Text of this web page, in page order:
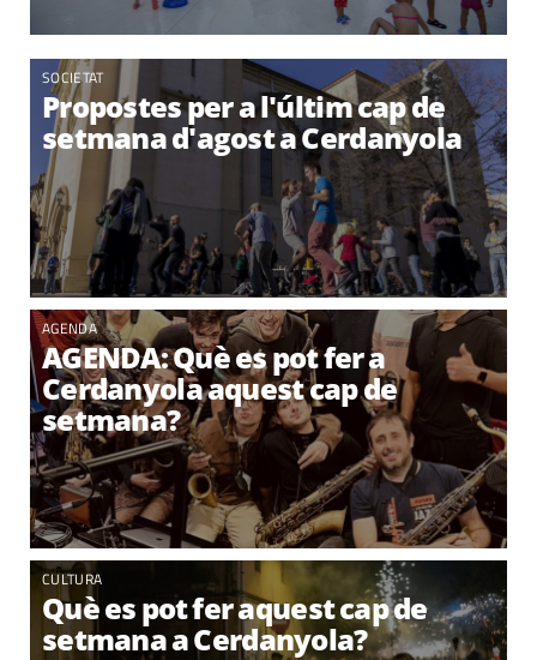
SOCIETAT
Propostes per a l'últim cap de
setmana d'agost a Cerdanyola
AGENDA
AGENDA: Què es pot fer a
Cerdanyola aquest cap de
setmana?
CULTURA
Què es pot fer aquest cap de
setmana a Cerdanyola?